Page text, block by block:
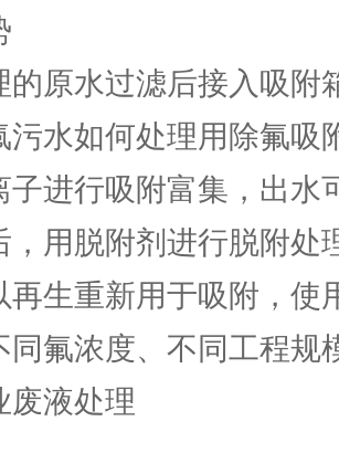
的原水过滤后接入吸附
污水如何处理用除氟吸
子进行吸附富集，出水
，用脱附剂进行脱附处
再生重新用于吸附，使
同氟浓度、不同工程规
废液处理